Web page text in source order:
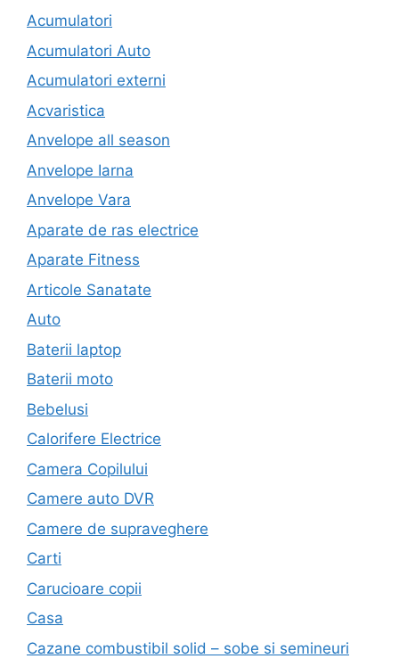
Acumulatori
Acumulatori Auto
Acumulatori externi
Acvaristica
Anvelope all season
Anvelope Iarna
Anvelope Vara
Aparate de ras electrice
Aparate Fitness
Articole Sanatate
Auto
Baterii laptop
Baterii moto
Bebelusi
Calorifere Electrice
Camera Copilului
Camere auto DVR
Camere de supraveghere
Carti
Carucioare copii
Casa
Cazane combustibil solid – sobe si semineuri